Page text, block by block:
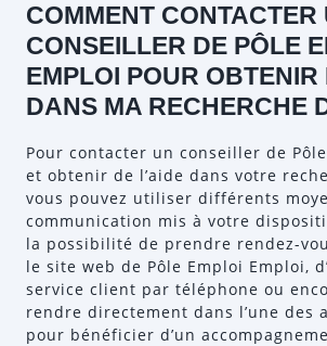
COMMENT CONTACTER
CONSEILLER DE PÔLE
EMPLOI POUR OBTENIR
DANS MA RECHERCHE
Pour contacter un conseiller de
et obtenir de l’aide dans votre
vous pouvez utiliser différents
communication mis à votre
la possibilité de prendre rendez-
le site web de Pôle Emploi Emploi,
service client par téléphone ou
rendre directement dans l’une des
pour bénéficier d’un